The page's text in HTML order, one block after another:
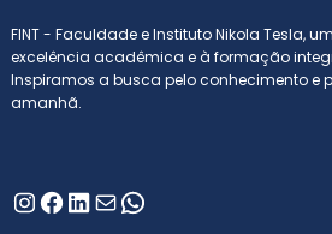
FINT - Faculdade e Instituto Nikola Tesla,
excelência acadêmica e à formação
Inspiramos a busca pelo conhecimento e
amanhã.
Instagram
Facebook
LinkedIn
E-mailWhatsApp